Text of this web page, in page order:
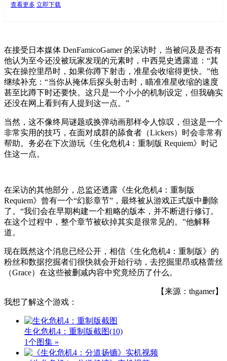
查看更多 立即下载
在接受日本媒体 DenFamicoGamer 的采访时，当被问及是否有
他认为至今还没被玩家发现的元素时，中西晃史透露道：“其
实在操控里昂时，如果你蹲下射击，准星会收缩得更快。”他
继续补充：“当你从掩体后探头射击时，瞄准准星收缩的速度
甚至比蹲下时还要快。这只是一个小小的机制设定，但我确实
还没在网上看到有人提到这一点。”
当然，这不像终局谜题或换弹动画那样令人惊叹，但这是一个
非常实用的技巧，在面对成群的舔食者（Lickers）时会非常有
帮助。务必在下次游玩《生化危机4：重制版 Requiem》时记
住这一点。
在采访的其他部分，总监还透露《生化危机4：重制版
Requiem》曾有一个“幻影章节”，最终被从游戏正式版中删除
了。“我们会在早期构建一个粗略的版本，并不断进行修订。
在这个过程中，整个章节被砍掉其实是很常见的。”他解释
道。
现在既然这个消息已经公开，相信《生化危机4：重制版》的
粉丝和数据挖掘者们很快就会开始行动，去挖掘里昂或格蕾丝
（Grace）在这些被删减内容中究竟经历了什么。
【来源：thgamer】
我想了解这个游戏：
生化危机4：重制版截图(10)
1个图集 »